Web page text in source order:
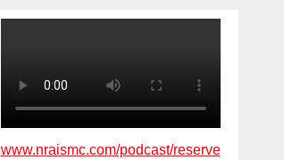
www.nraismc.com/podcast/reserve